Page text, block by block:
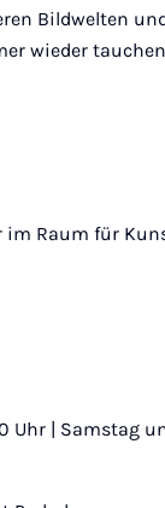
Bildwelten
wieder
im Raum für
Uhr | Samstag